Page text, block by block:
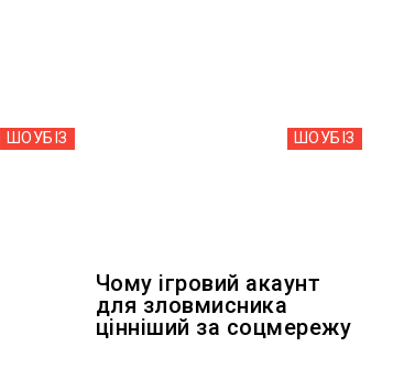
ШОУБIЗ ШОУБIЗ
Чому ігровий акаунт
для зловмисника
цінніший за соцмережу